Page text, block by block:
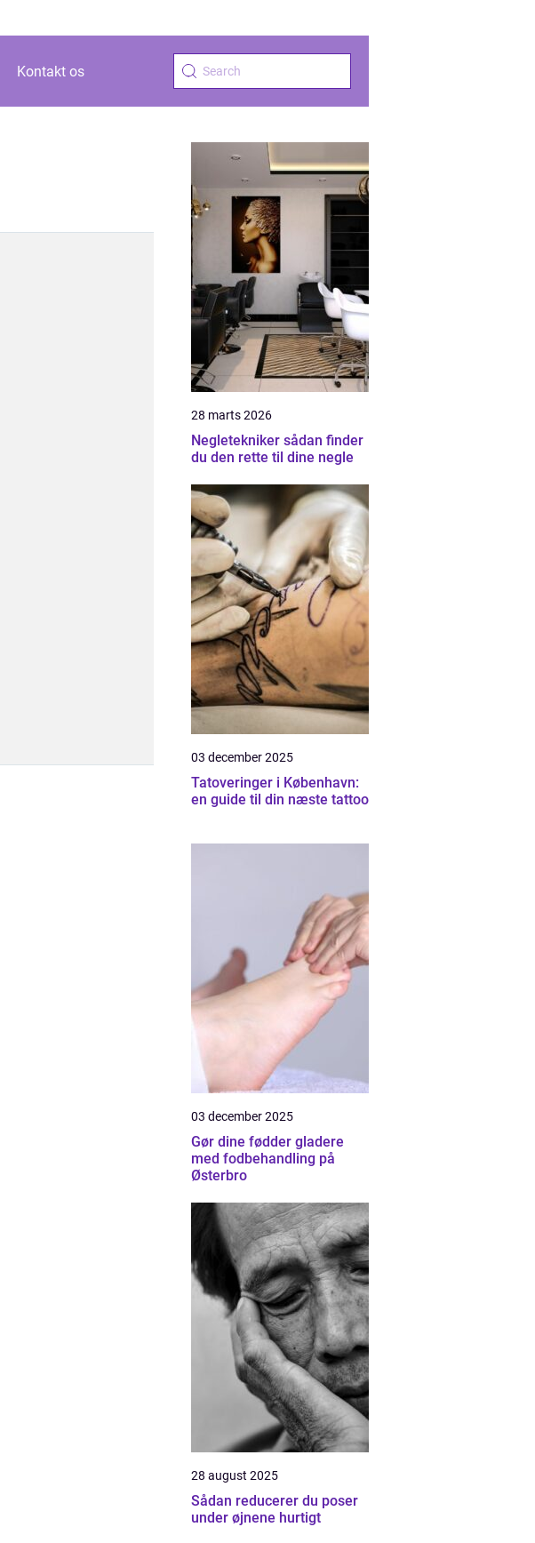
Kontakt os
28 marts 2026
Negletekniker sådan finder
du den rette til dine negle
03 december 2025
Tatoveringer i København:
en guide til din næste tattoo
03 december 2025
Gør dine fødder gladere
med fodbehandling på
Østerbro
28 august 2025
Sådan reducerer du poser
under øjnene hurtigt